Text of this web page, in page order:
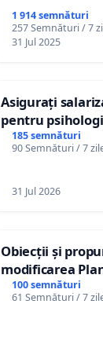
1 914 semnături
257 Semnături / 7
31 Jul 2025
Asigurați
pentru
spitale
185 semnături
90 Semnături / 7
31 Jul 2026
Obiecții și
modificarea
General al
100 semnături
61 Semnături / 7